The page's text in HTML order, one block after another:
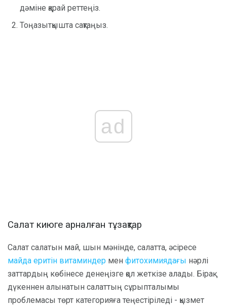
дәміне қарай реттеңіз.
Тоңазытқышта сақтаңыз.
ad
Салат киюге арналған тұзақтар
Салат салатын май, шын мәнінде, салатта, әсіресе
майда еритін витаминдер мен фитохимиядағы нәрлі
заттардың көбінесе денеңізге қол жеткізе алады. Бірақ
дүкеннен алынатын салаттың сұрыпталымы
проблемасы төрт категорияға теңестіріледі - қызмет